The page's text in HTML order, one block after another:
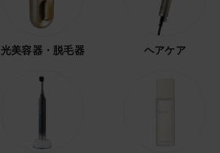
光美容器・脱毛器 ヘアケア